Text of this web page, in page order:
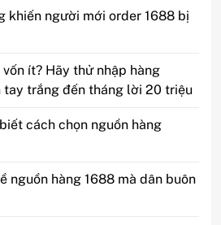
khiến người mới order 1688 bị
ít? Hãy thử nhập hàng
tay trắng đến tháng lời 20 triệu
cách chọn nguồn hàng
nguồn hàng 1688 mà dân buôn